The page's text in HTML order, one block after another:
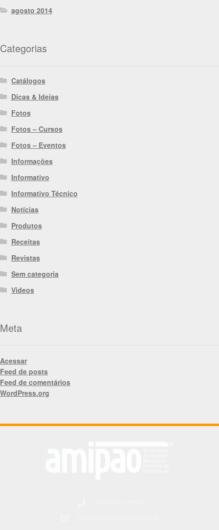
agosto 2014
Categorias
Catálogos
Dicas & Ideias
Fotos
Fotos – Cursos
Fotos – Eventos
Informações
Informativo
Informativo Técnico
Notícias
Produtos
Receitas
Revistas
Sem categoria
Videos
Meta
Acessar
Feed de posts
Feed de comentários
WordPress.org